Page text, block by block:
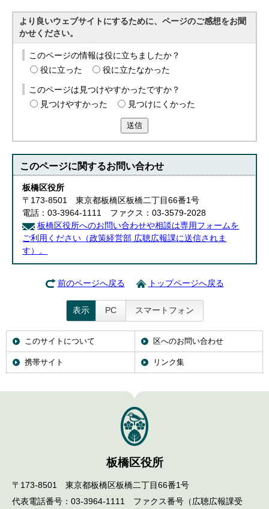
より良いウェブサイトにするために、ページのご感想をお聞
かせください。
このページの情報は役に立ちましたか？
役に立った
役に立たなかった
このページは見つけやすかったですか？
見つけやすかった
見つけにくかった
送信
このページに関するお問い合わせ
板橋区役所
〒173-8501 東京都板橋区板橋二丁目66番1号
電話：03-3964-1111 ファクス：03-3579-2028
板橋区役所へのお問い合わせや相談は専用フォームを
ご利用ください（政策経営部 広聴広報課に送信されま
す）。
前のページへ戻る トップページへ戻る
表示 PC スマートフォン
このサイトについて 区へのお問い合わせ
携帯サイト リンク集
板橋区役所
〒173-8501 東京都板橋区板橋二丁目66番1号
代表電話番号：03-3964-1111 ファクス番号（広聴広報課受